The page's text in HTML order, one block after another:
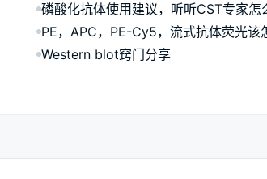
磷酸化抗体使用建议，听听CST专家怎
PE，APC，PE-Cy5，流式抗体荧光该
Western blot窍门分享